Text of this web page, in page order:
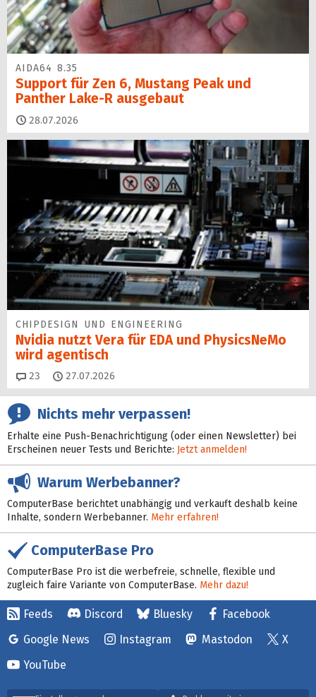
AIDA64 8.35
Support für Zen 6, Mustang Peak und
Panther Lake-R ausgebaut
28.07.2026
CHIPDESIGN UND ENGINEERING
Nvidia nutzt Vera für EDA und PhysicsNeMo
wird agentisch
23 Kommentare
27.07.2026
Nichts mehr verpassen!
Erhalte eine Push-Benachrichtigung (oder einen Newsletter) bei
Erscheinen neuer Tests und Berichte: Jetzt anmelden!
Warum Werbebanner?
ComputerBase berichtet unabhängig und verkauft deshalb keine
Inhalte, sondern Werbebanner. Mehr erfahren!
ComputerBase Pro
ComputerBase Pro ist die werbefreie, schnelle, flexible und
zugleich faire Variante von ComputerBase. Mehr dazu!
Feeds Discord Bluesky
Facebook
Google News
Instagram Mastodon
X
YouTube